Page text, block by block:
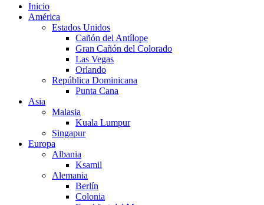
Inicio
América
Estados Unidos
Cañón del Antílope
Gran Cañón del Colorado
Las Vegas
Orlando
República Dominicana
Punta Cana
Asia
Malasia
Kuala Lumpur
Singapur
Europa
Albania
Ksamil
Alemania
Berlín
Colonia